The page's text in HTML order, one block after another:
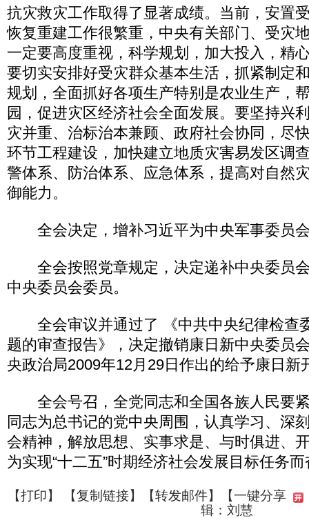
抗灾救灾工作取得了显著成绩。当前，安置
恢复重建工作很繁重，中央有关部门、受灾
一定要高度重视，科学规划，加大投入，精
要切实安排好受灾群众基本生活，抓紧制定
规划，全面抓好各项生产特别是农业生产，
园，促进灾区经济社会全面发展。要坚持兴
灾并重、治标治本兼顾、政府社会协同，尽
环节工程建设，加快建立地质灾害易发区调
警体系、防治体系、应急体系，提高对自然
御能力。
全会决定，增补习近平为中央军事委员
全会按照党章规定，决定递补中央委员
中央委员会委员。
全会审议并通过了 《中共中央纪律检查
题的审查报告》，决定撤销康日新中央委员
央政治局2009年12月29日作出的给予康日新
全会号召，全党同志和全国各族人民要
同志为总书记的党中央周围，认真学习、深
会精神，解放思想、实事求是、与时俱进、
为实现“十二五”时期经济社会发展目标任务
【打印】 【复制链接】【转发邮件】
【一键分享
辑：刘慧